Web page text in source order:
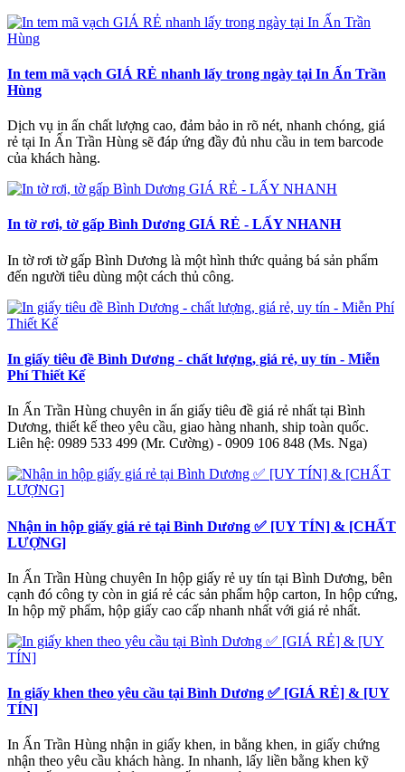
In tem mã vạch GIÁ RẺ nhanh lấy trong ngày tại In Ấn Trần
Hùng
Dịch vụ in ấn chất lượng cao, đảm bảo in rõ nét, nhanh chóng, giá
rẻ tại In Ấn Trần Hùng sẽ đáp ứng đầy đủ nhu cầu in tem barcode
của khách hàng.
In tờ rơi, tờ gấp Bình Dương GIÁ RẺ - LẤY NHANH
In tờ rơi tờ gấp Bình Dương là một hình thức quảng bá sản phẩm
đến người tiêu dùng một cách thủ công.
In giấy tiêu đề Bình Dương - chất lượng, giá rẻ, uy tín - Miễn
Phí Thiết Kế
In Ấn Trần Hùng chuyên in ấn giấy tiêu đề giá rẻ nhất tại Bình
Dương, thiết kế theo yêu cầu, giao hàng nhanh, ship toàn quốc.
Liên hệ: 0989 533 499 (Mr. Cường) - 0909 106 848 (Ms. Nga)
Nhận in hộp giấy giá rẻ tại Bình Dương ✅ [UY TÍN] & [CHẤT
LƯỢNG]
In Ấn Trần Hùng chuyên In hộp giấy rẻ uy tín tại Bình Dương, bên
cạnh đó công ty còn in giá rẻ các sản phẩm hộp carton, In hộp cứng,
In hộp mỹ phẩm, hộp giấy cao cấp nhanh nhất với giá rẻ nhất.
In giấy khen theo yêu cầu tại Bình Dương ✅ [GIÁ RẺ] & [UY
TÍN]
In Ấn Trần Hùng nhận in giấy khen, in bằng khen, in giấy chứng
nhận theo yêu cầu khách hàng. In nhanh, lấy liền bằng khen kỹ